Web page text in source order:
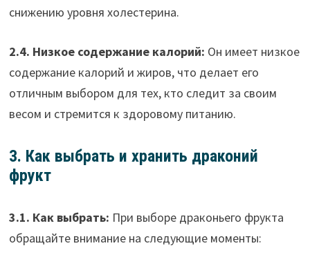
снижению уровня холестерина.
2.4. Низкое содержание калорий: Он имеет низкое
содержание калорий и жиров, что делает его
отличным выбором для тех, кто следит за своим
весом и стремится к здоровому питанию.
3. Как выбрать и хранить драконий
фрукт
3.1. Как выбрать: При выборе драконьего фрукта
обращайте внимание на следующие моменты: